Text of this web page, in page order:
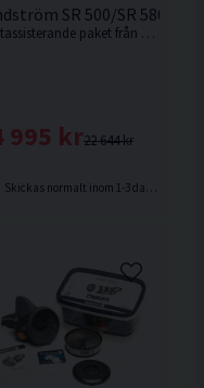
SR 500/SR 580
Fläktassisterande paket från Sundström.
22 644 kr
995 kr
Skickas normalt inom 1-3 dagar